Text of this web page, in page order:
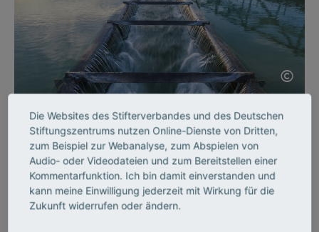
©
SCIENCE ENTREPRENEURSHIP
Intelligente Sensoren
Wasserproben in Sekundenschnelle analysieren? Die Sensoren
des jungen Start-ups InProSens machen es möglich. Teil 3
unserer Reihe Gründerporträts.
Die Websites des Stifterverbandes und des Deutschen
Stiftungszentrums nutzen Online-Dienste von Dritten,
zum Beispiel zur Webanalyse, zum Abspielen von
Audio- oder Videodateien und zum Bereitstellen einer
Kommentarfunktion. Ich bin damit einverstanden und
kann meine Einwilligung jederzeit mit Wirkung für die
Zukunft widerrufen oder ändern.